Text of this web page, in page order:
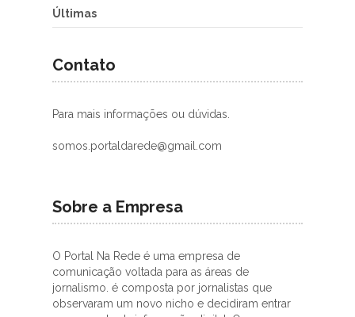
Últimas
Contato
Para mais informações ou dúvidas.
somos.portaldarede@gmail.com
Sobre a Empresa
O Portal Na Rede é uma empresa de
comunicação voltada para as áreas de
jornalismo. é composta por jornalistas que
observaram um novo nicho e decidiram entrar